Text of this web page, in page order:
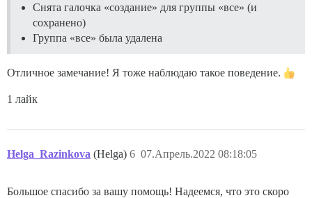
Снята галочка «создание» для группы «все» (и
сохранено)
Группа «все» была удалена
Отличное замечание! Я тоже наблюдаю такое поведение.
1 лайк
Helga_Razinkova (Helga) 07.Апрель.2022 08:18:05
6
Большое спасибо за вашу помощь! Надеемся, что это скоро